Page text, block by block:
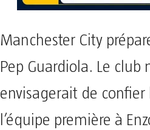
Manchester City
Pep Guardiola. Le club
envisagerait de confier
l’équipe première à